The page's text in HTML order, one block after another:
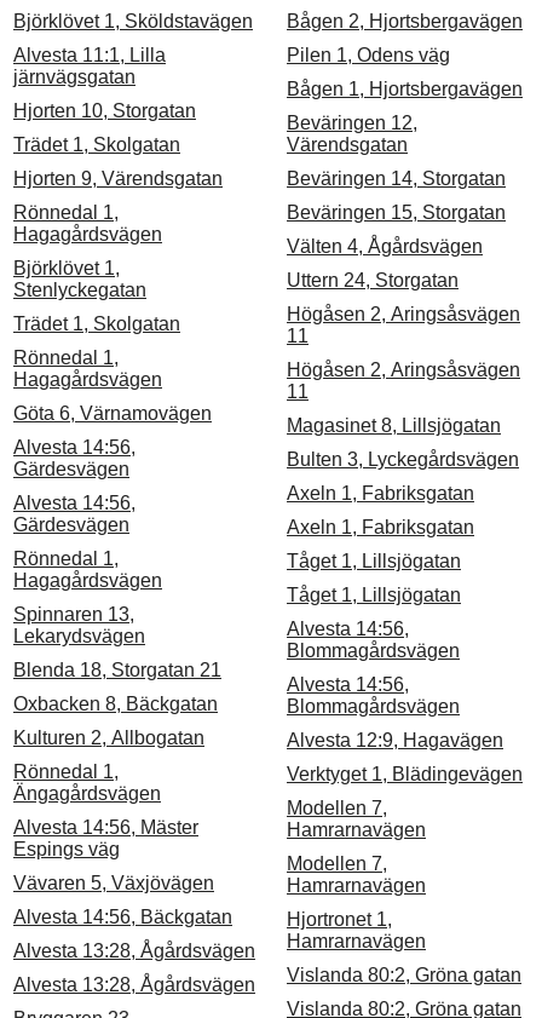
Björklövet 1, Sköldstavägen
Alvesta 11:1, Lilla
järnvägsgatan
Hjorten 10, Storgatan
Trädet 1, Skolgatan
Hjorten 9, Värendsgatan
Rönnedal 1,
Hagagårdsvägen
Björklövet 1,
Stenlyckegatan
Trädet 1, Skolgatan
Rönnedal 1,
Hagagårdsvägen
Göta 6, Värnamovägen
Alvesta 14:56,
Gärdesvägen
Alvesta 14:56,
Gärdesvägen
Rönnedal 1,
Hagagårdsvägen
Spinnaren 13,
Lekarydsvägen
Blenda 18, Storgatan 21
Oxbacken 8, Bäckgatan
Kulturen 2, Allbogatan
Rönnedal 1,
Ängagårdsvägen
Alvesta 14:56, Mäster
Espings väg
Vävaren 5, Växjövägen
Alvesta 14:56, Bäckgatan
Alvesta 13:28, Ågårdsvägen
Alvesta 13:28, Ågårdsvägen
Bågen 2, Hjortsbergavägen
Pilen 1, Odens väg
Bågen 1, Hjortsbergavägen
Beväringen 12,
Värendsgatan
Beväringen 14, Storgatan
Beväringen 15, Storgatan
Välten 4, Ågårdsvägen
Uttern 24, Storgatan
Högåsen 2, Aringsåsvägen
11
Högåsen 2, Aringsåsvägen
11
Magasinet 8, Lillsjögatan
Bulten 3, Lyckegårdsvägen
Axeln 1, Fabriksgatan
Axeln 1, Fabriksgatan
Tåget 1, Lillsjögatan
Tåget 1, Lillsjögatan
Alvesta 14:56,
Blommagårdsvägen
Alvesta 14:56,
Blommagårdsvägen
Alvesta 12:9, Hagavägen
Verktyget 1, Blädingevägen
Modellen 7,
Hamrarnavägen
Modellen 7,
Hamrarnavägen
Hjortronet 1,
Hamrarnavägen
Vislanda 80:2, Gröna gatan
Vislanda 80:2, Gröna gatan